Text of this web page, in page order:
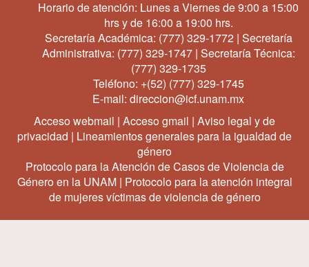
Horario de atención: Lunes a Viernes de 9:00 a 15:00
hrs y de 16:00 a 19:00 hrs.
Secretaría Académica: (777) 329-1772 | Secretaría
Administrativa: (777) 329-1747| Secretaría Técnica:
(777) 329-1735
Teléfono: +(52) (777) 329-1745
E-mail: direccion@icf.unam.mx
Acceso webmail | Acceso gmail | Aviso legal y de
privacidad | Lineamientos generales para la igualdad de
género
Protocolo para la Atención de Casos de Violencia de
Género en la UNAM| Protocolo para la atención integral
de mujeres víctimas de violencia de género